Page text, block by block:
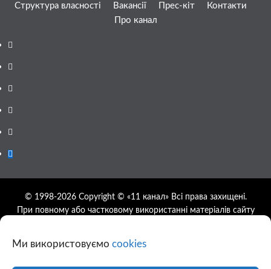
Ми використовуємо cookies
Структура власності
Вакансії Прес-кіт
Контакти
Про канал
Facebook
YouTube
Telegram
Instagram
Twitter
Google
© 1998-2026 Copyright © «11 канал» Всі права захищені.
При повному або частковому використанні матеріалів сайту